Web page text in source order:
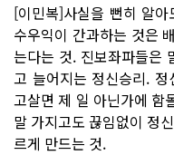
[이민복]사실을 뻔히 알
수우익이 간과하는 것은
는다는 것. 진보좌파들은
고 늘어지는 정신승리.
고살면 제 일 아닌가에 함
말 가지고도 끊임없이 정
르게 만드는 것.